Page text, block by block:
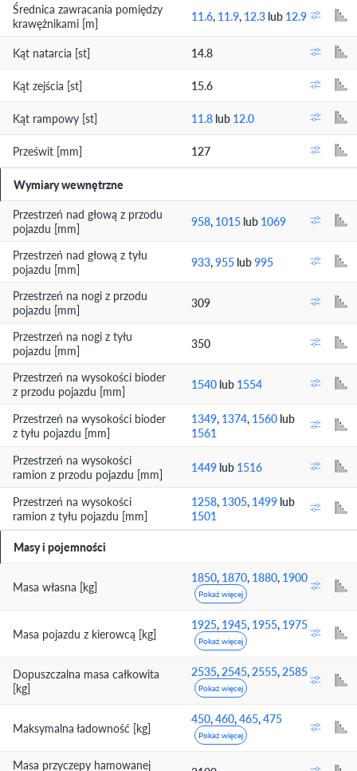
Średnica zawracania pomiędzy
krawężnikami [m]
11.6, 11.9, 12.3 lub 12.9
Kąt natarcia [st] 14.8
Kąt zejścia [st] 15.6
Kąt rampowy [st] 11.8 lub 12.0
Prześwit [mm] 127
Wymiary wewnętrzne
Przestrzeń nad głową z przodu
pojazdu [mm]
958, 1015 lub 1069
Przestrzeń nad głową z tyłu
pojazdu [mm]
933,955 lub995
Przestrzeń na nogi z przodu
pojazdu [mm]
309
Przestrzeń na nogi z tyłu
pojazdu [mm]
350
Przestrzeń na wysokości bioder
z przodu pojazdu [mm]
1540 lub 1554
Przestrzeń na wysokości bioder
z tyłu pojazdu [mm]
1349, 1374, 1560 lub
1561
Przestrzeń na wysokości
ramion z przodu pojazdu [mm]
1449 lub 1516
Przestrzeń na wysokości
ramion z tyłu pojazdu [mm]
1258, 1305, 1499 lub
1501
Masy i pojemności
Masa własna [kg]
1850, 1870, 1880, 1900
Pokaż więcej
Masa pojazdu z kierowcą [kg]
1925, 1945, 1955, 1975
Pokaż więcej
Dopuszczalna masa całkowita
[kg]
2535,2545,2555,2585
Pokaż więcej
Maksymalna ładowność [kg]
450,460,465,475
Pokaż więcej
Masa przyczepy hamowanej